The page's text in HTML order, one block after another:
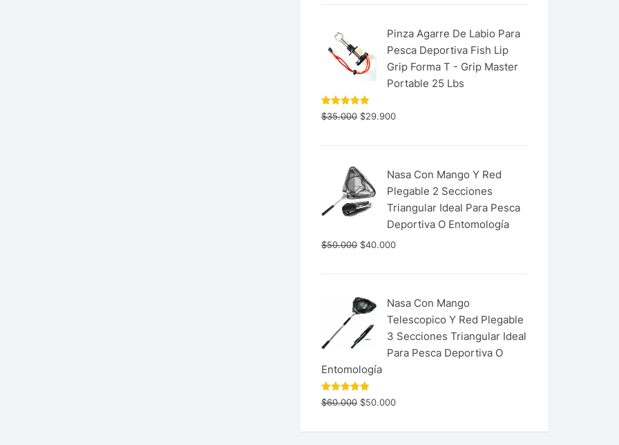
Pinza Agarre De Labio Para
Pesca Deportiva Fish Lip
Grip Forma T - Grip Master
Portable 25 Lbs
Valorado
con 5.00
$35.000 $29.900
Nasa Con Mango Y Red
Plegable 2 Secciones
Triangular Ideal Para Pesca
Deportiva O Entomología
$50.000 $40.000
Nasa Con Mango
Telescopico Y Red Plegable
3 Secciones Triangular Ideal
Para Pesca Deportiva O
Entomología
Valorado
con 5.00
$60.000 $50.000